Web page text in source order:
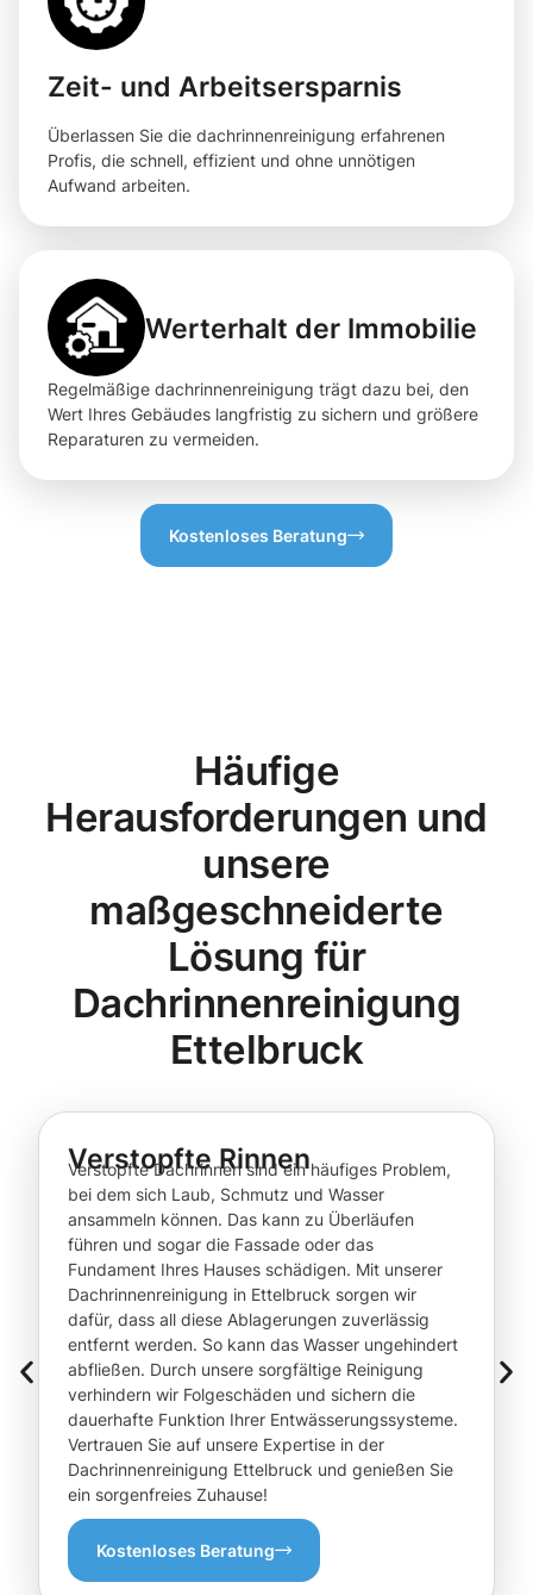
Zeit- und Arbeitsersparnis
Überlassen Sie die dachrinnenreinigung erfahrenen
Profis, die schnell, effizient und ohne unnötigen
Aufwand arbeiten.
Werterhalt der Immobilie
Regelmäßige dachrinnenreinigung trägt dazu bei, den
Wert Ihres Gebäudes langfristig zu sichern und größere
Reparaturen zu vermeiden.
Kostenloses Beratung
Häufige
Herausforderungen und
unsere
maßgeschneiderte
Lösung für
Dachrinnenreinigung
Ettelbruck
Verstopfte Rinnen
Verstopfte Dachrinnen sind ein häufiges Problem,
bei dem sich Laub, Schmutz und Wasser
ansammeln können. Das kann zu Überläufen
führen und sogar die Fassade oder das
Fundament Ihres Hauses schädigen. Mit unserer
Dachrinnenreinigung in Ettelbruck sorgen wir
dafür, dass all diese Ablagerungen zuverlässig
entfernt werden. So kann das Wasser ungehindert
abfließen. Durch unsere sorgfältige Reinigung
verhindern wir Folgeschäden und sichern die
dauerhafte Funktion Ihrer Entwässerungssysteme.
Vertrauen Sie auf unsere Expertise in der
Dachrinnenreinigung Ettelbruck und genießen Sie
ein sorgenfreies Zuhause!
Kostenloses Beratung